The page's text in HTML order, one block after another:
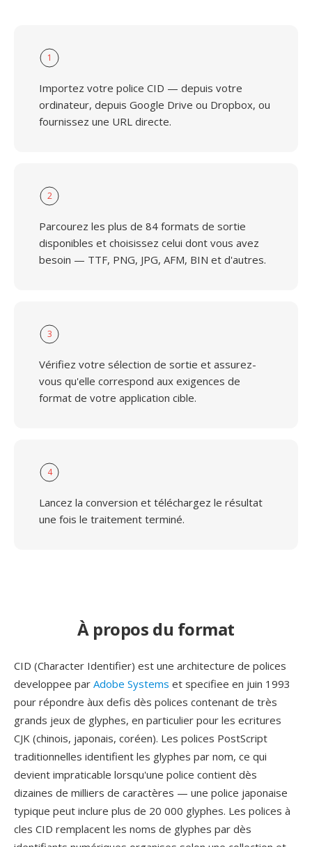
1
Importez votre police CID — depuis votre
ordinateur, depuis Google Drive ou Dropbox, ou
fournissez une URL directe.
2
Parcourez les plus de 84 formats de sortie
disponibles et choisissez celui dont vous avez
besoin — TTF, PNG, JPG, AFM, BIN et d'autres.
3
Vérifiez votre sélection de sortie et assurez-
vous qu'elle correspond aux exigences de
format de votre application cible.
4
Lancez la conversion et téléchargez le résultat
une fois le traitement terminé.
À propos du format
CID (Character Identifier) est une architecture de polices
developpee par Adobe Systems et specifiee en juin 1993
pour répondre àux defis dès polices contenant de très
grands jeux de glyphes, en particulier pour les ecritures
CJK (chinois, japonais, coréen). Les polices PostScript
traditionnelles identifient les glyphes par nom, ce qui
devient impraticable lorsqu'une police contient dès
dizaines de milliers de caractères — une police japonaise
typique peut inclure plus de 20 000 glyphes. Les polices à
cles CID remplacent les noms de glyphes par dès